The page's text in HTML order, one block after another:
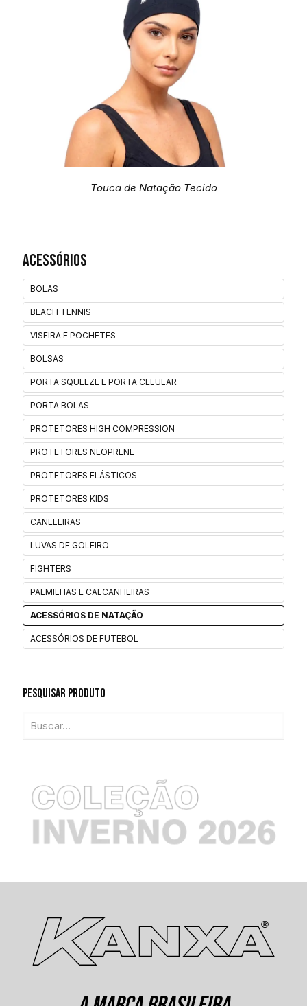
Acessórios
BOLAS
BEACH TENNIS
VISEIRA E POCHETES
BOLSAS
PORTA SQUEEZE E PORTA CELULAR
PORTA BOLAS
PROTETORES HIGH COMPRESSION
PROTETORES NEOPRENE
PROTETORES ELÁSTICOS
PROTETORES KIDS
CANELEIRAS
LUVAS DE GOLEIRO
FIGHTERS
PALMILHAS E CALCANHEIRAS
ACESSÓRIOS DE NATAÇÃO
ACESSÓRIOS DE FUTEBOL
Pesquisar Produto
Touca de Natação Tecido